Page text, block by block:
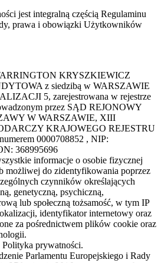
jest integralną częścią Regulaminu
prawa i obowiązki Użytkowników
KRYSZKIEWICZ
z siedzibą w WARSZAWIE
5, zarejestrowana w rejestrze
przez SĄD REJONOWY
W WARSZAWIE, XIII
KRAJOWEGO REJESTRU
0000708852 , NIP:
368995696
informacje o osobie fizycznej
możliwej do zidentyfikowania poprzez
czynników określających
genetyczną, psychiczną,
lub społeczną tożsamość, w tym IP
identyfikator internetowy oraz
za pośrednictwem plików cookie oraz
Polityka prywatności.
Parlamentu Europejskiego i Rady